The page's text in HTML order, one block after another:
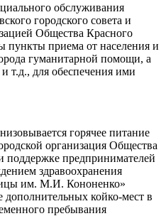
обслуживания
городского совета и
Общества Красного
пункты приема от населения и
гуманитарной помощи, а
т.д., для обеспечения ими
горячее питание
организация Общества
поддержке предпринимателей
здравоохранения
им. М.И. Кононенко»
дополнительных койко-мест в
пребывания